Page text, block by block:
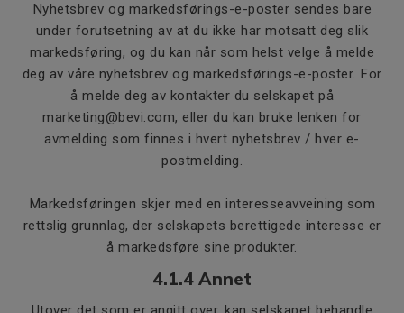
Nyhetsbrev og markedsførings-e-poster sendes bare
under forutsetning av at du ikke har motsatt deg slik
markedsføring, og du kan når som helst velge å melde
deg av våre nyhetsbrev og markedsførings-e-poster. For
å melde deg av kontakter du selskapet på
marketing@bevi.com, eller du kan bruke lenken for
avmelding som finnes i hvert nyhetsbrev / hver e-
postmelding.
Markedsføringen skjer med en interesseavveining som
rettslig grunnlag, der selskapets berettigede interesse er
å markedsføre sine produkter.
4.1.4 Annet